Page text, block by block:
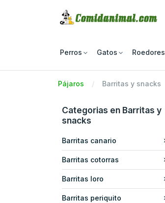
Perros Gatos Roedores
Pájaros Barritas y snacks
Categorias en Barritas y
snacks
Barritas canario
Barritas cotorras
Barritas loro
Barritas periquito